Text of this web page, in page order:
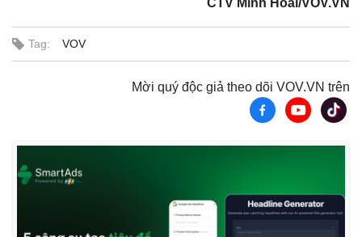
Pháp luật
Vụ án
Quân sự - Quốc phòng
Phân tích
CTV Minh Hoài/VOV.VN
Tag: VOV
Mời quý độc giả theo dõi VOV.VN trên